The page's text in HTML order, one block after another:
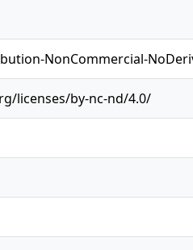
NonCommercial-
licenses/by-nc-nd/4.0/